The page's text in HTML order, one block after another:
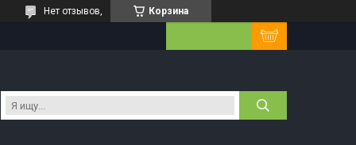
Корзина
Нет отзывов,